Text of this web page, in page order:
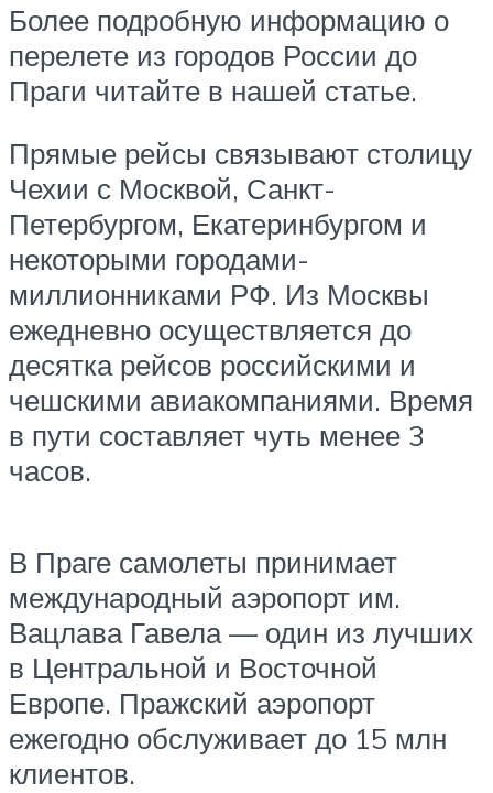
Более подробную информацию о
перелете из городов России до
Праги читайте в нашей статье.
Прямые рейсы связывают столицу
Чехии с Москвой, Санкт-
Петербургом, Екатеринбургом и
некоторыми городами-
миллионниками РФ. Из Москвы
ежедневно осуществляется до
десятка рейсов российскими и
чешскими авиакомпаниями. Время
в пути составляет чуть менее 3
часов.
В Праге самолеты принимает
международный аэропорт им.
Вацлава Гавела — один из лучших
в Центральной и Восточной
Европе. Пражский аэропорт
ежегодно обслуживает до 15 млн
клиентов.